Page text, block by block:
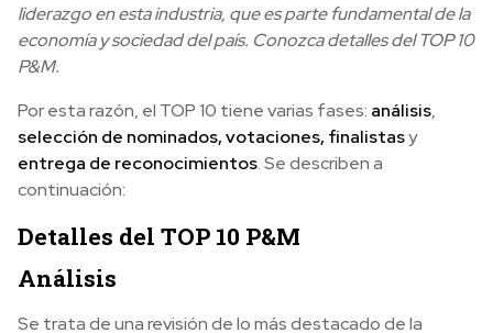
liderazgo en esta industria, que es parte fundamental de la
economía y sociedad del país. Conozca detalles del TOP 10
P&M.
Por esta razón, el TOP 10 tiene varias fases: análisis,
selección de nominados, votaciones, finalistasy
entrega de reconocimientos. Se describen a
continuación:
Detalles del TOP 10 P&M
Análisis
Se trata de una revisión de lo más destacado de la